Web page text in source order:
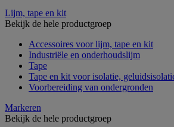
Lijm, tape en kit
Bekijk de hele productgroep
Accessoires voor lijm, tape en kit
Industriële en onderhoudslijm
Tape
Tape en kit voor isolatie,
Voorbereiding van ondergronden
Markeren
Bekijk de hele productgroep